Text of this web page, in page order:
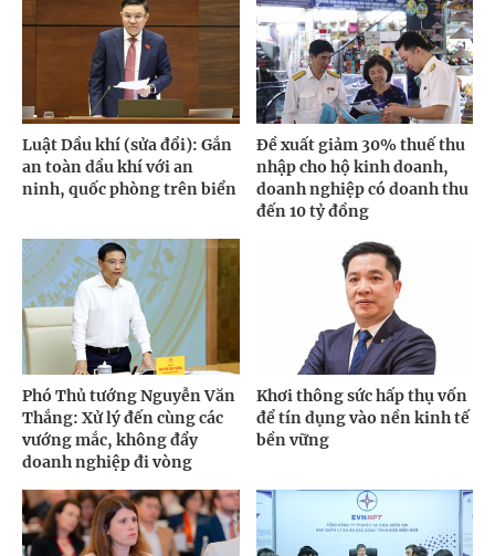
Luật Dầu khí (sửa đổi): Gắn
an toàn dầu khí với an
ninh, quốc phòng trên biển
Đề xuất giảm 30% thuế thu
nhập cho hộ kinh doanh,
doanh nghiệp có doanh thu
đến 10 tỷ đồng
Phó Thủ tướng Nguyễn Văn
Thắng: Xử lý đến cùng các
vướng mắc, không đẩy
doanh nghiệp đi vòng
Khơi thông sức hấp thụ vốn
để tín dụng vào nền kinh tế
bền vững